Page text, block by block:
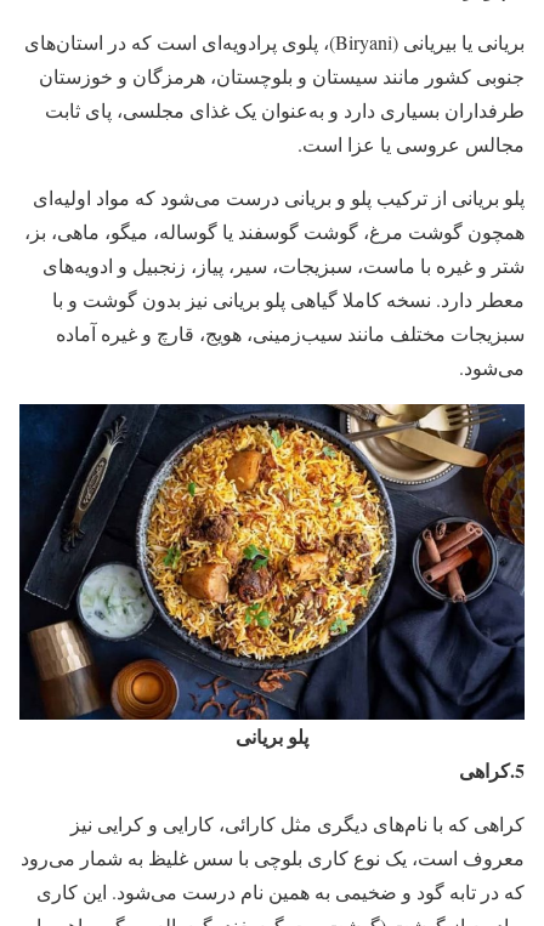
بریانی یا بیریانی (Biryani)، پلوی پرادویه‌ای است که در استان‌های
جنوبی کشور مانند سیستان و بلوچستان، هرمزگان و خوزستان
طرفداران بسیاری دارد و به‌عنوان یک غذای مجلسی،‌ پای ثابت
مجالس عروسی یا عزا است.
پلو بریانی از ترکیب پلو و بریانی درست می‌شود که مواد اولیه‌ای
همچون گوشت مرغ، گوشت گوسفند یا گوساله، میگو، ماهی، بز،
شتر و غیره با ماست، سبزیجات، سیر، پیاز، زنجبیل و ادویه‌های
معطر دارد. نسخه کاملا گیاهی پلو بریانی نیز بدون گوشت و با
سبزیجات مختلف مانند سیب‌زمینی، هویج، قارچ و غیره آماده
می‌شود.
پلو بریانی
5.کراهی
کراهی که با نام‌های دیگری مثل کارائی، کارایی و کرایی نیز
معروف است، یک نوع کاری بلوچی با سس غلیظ به شمار می‌رود
که در تابه گود و ضخیمی به همین نام درست می‌شود. این کاری